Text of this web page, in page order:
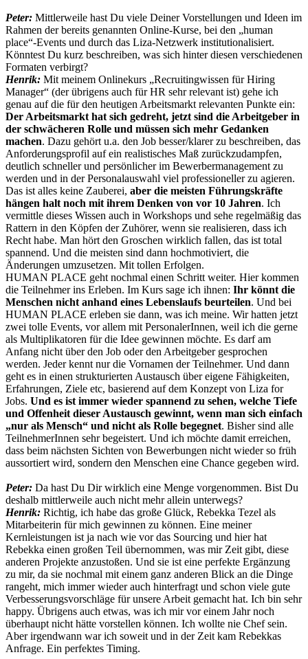
Peter: Mittlerweile hast Du viele Deiner Vorstellungen und Ideen im
Rahmen der bereits genannten Online-Kurse, bei den „human
place“-Events und durch das Liza-Netzwerk institutionalisiert.
Könntest Du kurz beschreiben, was sich hinter diesen verschiedenen
Formaten verbirgt?
Henrik: Mit meinem Onlinekurs „Recruitingwissen für Hiring
Manager“ (der übrigens auch für HR sehr relevant ist) gehe ich
genau auf die für den heutigen Arbeitsmarkt relevanten Punkte ein:
Der Arbeitsmarkt hat sich gedreht, jetzt sind die Arbeitgeber in
der schwächeren Rolle und müssen sich mehr Gedanken
machen. Dazu gehört u.a. den Job besser/klarer zu beschreiben, das
Anforderungsprofil auf ein realistisches Maß zurückzudampfen,
deutlich schneller und persönlicher im Bewerbermanagement zu
werden und in der Personalauswahl viel professioneller zu agieren.
Das ist alles keine Zauberei, aber die meisten Führungskräfte
hängen halt noch mit ihrem Denken von vor 10 Jahren. Ich
vermittle dieses Wissen auch in Workshops und sehe regelmäßig das
Rattern in den Köpfen der Zuhörer, wenn sie realisieren, dass ich
Recht habe. Man hört den Groschen wirklich fallen, das ist total
spannend. Und die meisten sind dann hochmotiviert, die
Änderungen umzusetzen. Mit tollen Erfolgen.
HUMAN PLACE geht nochmal einen Schritt weiter. Hier kommen
die Teilnehmer ins Erleben. Im Kurs sage ich ihnen: Ihr könnt die
Menschen nicht anhand eines Lebenslaufs beurteilen. Und bei
HUMAN PLACE erleben sie dann, was ich meine. Wir hatten jetzt
zwei tolle Events, vor allem mit PersonalerInnen, weil ich die gerne
als Multiplikatoren für die Idee gewinnen möchte. Es darf am
Anfang nicht über den Job oder den Arbeitgeber gesprochen
werden. Jeder kennt nur die Vornamen der Teilnehmer. Und dann
geht es in einen strukturierten Austausch über eigene Fähigkeiten,
Erfahrungen, Ziele etc, basierend auf dem Konzept von Liza for
Jobs. Und es ist immer wieder spannend zu sehen, welche Tiefe
und Offenheit dieser Austausch gewinnt, wenn man sich einfach
„nur als Mensch“ und nicht als Rolle begegnet. Bisher sind alle
TeilnehmerInnen sehr begeistert. Und ich möchte damit erreichen,
dass beim nächsten Sichten von Bewerbungen nicht wieder so früh
aussortiert wird, sondern den Menschen eine Chance gegeben wird.
Peter: Da hast Du Dir wirklich eine Menge vorgenommen. Bist Du
deshalb mittlerweile auch nicht mehr allein unterwegs?
Henrik: Richtig, ich habe das große Glück, Rebekka Tezel als
Mitarbeiterin für mich gewinnen zu können. Eine meiner
Kernleistungen ist ja nach wie vor das Sourcing und hier hat
Rebekka einen großen Teil übernommen, was mir Zeit gibt, diese
anderen Projekte anzustoßen. Und sie ist eine perfekte Ergänzung
zu mir, da sie nochmal mit einem ganz anderen Blick an die Dinge
rangeht, mich immer wieder auch hinterfragt und schon viele gute
Verbesserungsvorschläge für unsere Arbeit gemacht hat. Ich bin sehr
happy. Übrigens auch etwas, was ich mir vor einem Jahr noch
überhaupt nicht hätte vorstellen können. Ich wollte nie Chef sein.
Aber irgendwann war ich soweit und in der Zeit kam Rebekkas
Anfrage. Ein perfektes Timing.